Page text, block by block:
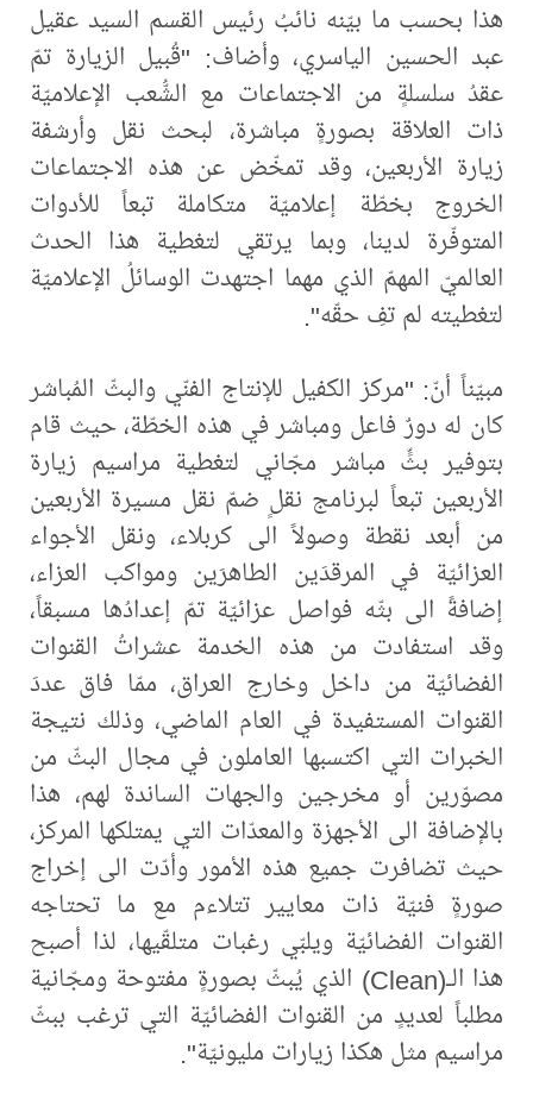
هذا بحسب ما بيّنه نائبُ رئيس القسم السيد عقيل
عبد الحسين الياسري، وأضاف: "قُبيل الزيارة تمّ
عقدُ سلسلةٍ من الاجتماعات مع الشُّعب الإعلاميّة
ذات العلاقة بصورةٍ مباشرة، لبحث نقل وأرشفة
زيارة الأربعين، وقد تمخّض عن هذه الاجتماعات
الخروج بخطّة إعلاميّة متكاملة تبعاً للأدوات
المتوفّرة لدينا، وبما يرتقي لتغطية هذا الحدث
العالميّ المهمّ الذي مهما اجتهدت الوسائلُ الإعلاميّة
لتغطيته لم تفِ حقّه".
مبيّناً أنّ: "مركز الكفيل للإنتاج الفنّي والبثّ المُباشر
كان له دورٌ فاعل ومباشر في هذه الخطّة، حيث قام
بتوفير بثٍّ مباشر مجّاني لتغطية مراسيم زيارة
الأربعين تبعاً لبرنامج نقلٍ ضمّ نقل مسيرة الأربعين
من أبعد نقطة وصولاً الى كربلاء، ونقل الأجواء
العزائيّة في المرقدَين الطاهرَين ومواكب العزاء،
إضافةً الى بثّه فواصل عزائيّة تمّ إعدادُها مسبقاً،
وقد استفادت من هذه الخدمة عشراتُ القنوات
الفضائيّة من داخل وخارج العراق، ممّا فاق عددَ
القنوات المستفيدة في العام الماضي، وذلك نتيجة
الخبرات التي اكتسبها العاملون في مجال البثّ من
مصوّرين أو مخرجين والجهات الساندة لهم، هذا
بالإضافة الى الأجهزة والمعدّات التي يمتلكها المركز،
حيث تضافرت جميع هذه الأمور وأدّت الى إخراج
صورةٍ فنيّة ذات معايير تتلاءم مع ما تحتاجه
القنوات الفضائيّة ويلبّي رغبات متلقّيها، لذا أصبح
هذا الـ(Clean) الذي يُبثّ بصورةٍ مفتوحة ومجّانية
مطلباً لعديدٍ من القنوات الفضائيّة التي ترغب ببثّ
مراسيم مثل هكذا زيارات مليونيّة".